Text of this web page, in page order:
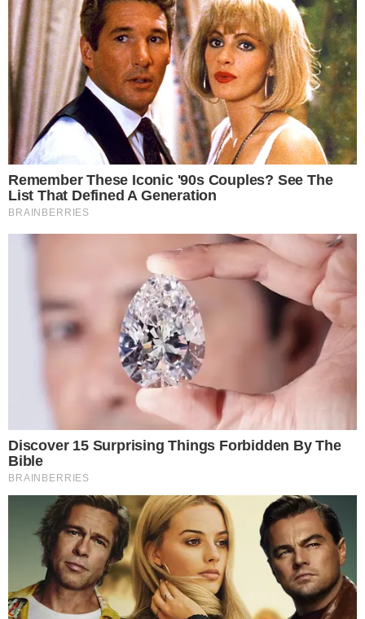
การล้างผักที่ถูกต้องลดเคมีที่ปนเปื้อนมากับผัก
1 การใช้ล้างผัก นำโซเดียมไบคาร์บอเนต 1 ช้อนโต๊ะ ผสมกับน้ำอุ่น
20 ลิตร นำผักลงแช่ประมาณ 15 นาที จากนั้นนำขึ้นมาล้างน้ำสะอาด
ซ้ำอีก 3-4 น้ำ จะช่วยลดส า ร เ ค มีตกค้างได้มากที่สุดคือ 90-05%